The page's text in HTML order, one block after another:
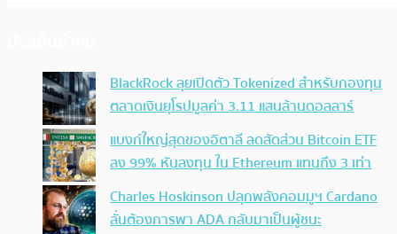
BlackRock ลุยเปิดตัว Tokenized สำหรับกองทุน
ตลาดเงินยุโรปมูลค่า 3.11 แสนล้านดอลลาร์
แบงก์ใหญ่สุดของอิตาลี ลดสัดส่วน Bitcoin ETF
ลง 99% หันลงทุน ใน Ethereum แทนถึง 3 เท่า
Charles Hoskinson ปลุกพลังคอมมูฯ Cardano
ลั่นต้องการพา ADA กลับมาเป็นผู้ชนะ